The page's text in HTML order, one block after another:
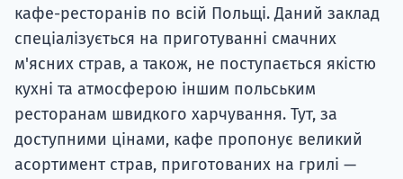
кафе-ресторанів по всій Польщі. Даний заклад
спеціалізується на приготуванні смачних
м'ясних страв, а також, не поступається якістю
кухні та атмосферою іншим польським
ресторанам швидкого харчування. Тут, за
доступними цінами, кафе пропонує великий
асортимент страв, приготованих на грилі —